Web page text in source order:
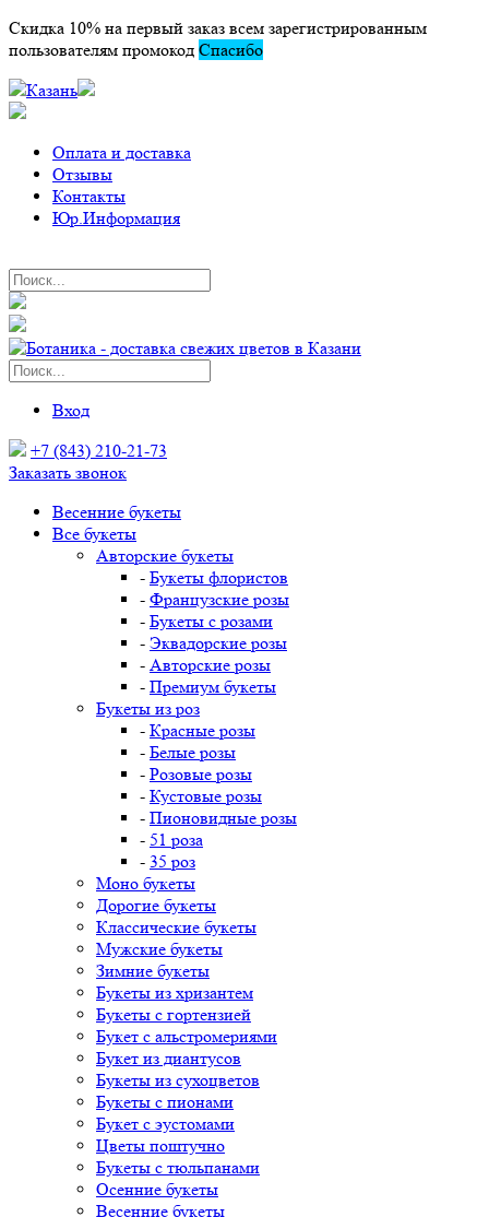
Скидка 10% на первый заказ всем зарегистрированным
пользователям промокод Спасибо
Казань
Оплата и доставка
Отзывы
Контакты
Юр.Информация
Вход
+7 (843) 210-21-73
Заказать звонок
Весенние букеты
Все букеты
Авторские букеты
- Букеты флористов
- Французские розы
- Букеты с розами
- Эквадорские розы
- Авторские розы
- Премиум букеты
Букеты из роз
- Красные розы
- Белые розы
- Розовые розы
- Кустовые розы
- Пионовидные розы
- 51 роза
- 35 роз
Моно букеты
Дорогие букеты
Классические букеты
Мужские букеты
Зимние букеты
Букеты из хризантем
Букеты с гортензией
Букет с альстромериями
Букет из диантусов
Букеты из сухоцветов
Букеты с пионами
Букет с эустомами
Цветы поштучно
Букеты с тюльпанами
Осенние букеты
Весенние букеты